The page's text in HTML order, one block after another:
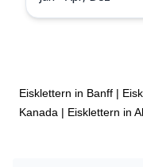
Eisklettern in Banff |
Kanada | Eisklettern in